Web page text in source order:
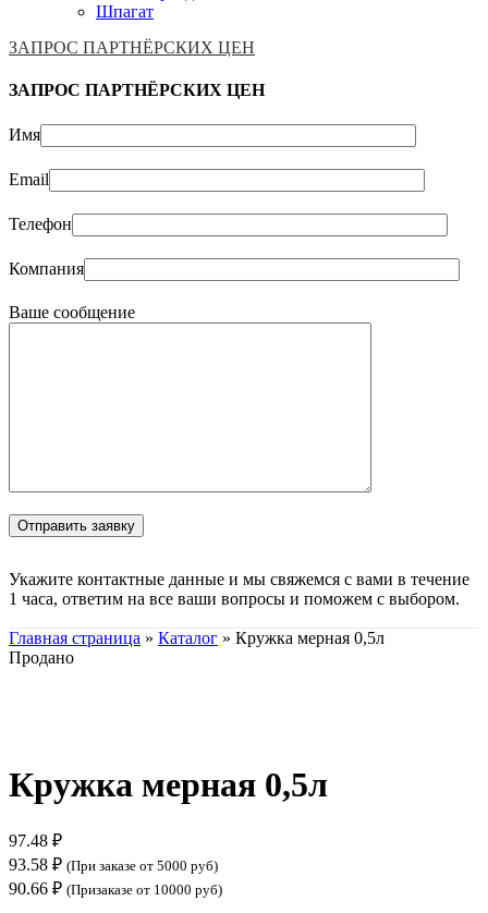
Шпагат
ЗАПРОС ПАРТНЁРСКИХ ЦЕН
ЗАПРОС ПАРТНЁРСКИХ ЦЕН
Имя
Email
Телефон
Компания
Ваше сообщение
Укажите контактные данные и мы свяжемся с вами в течение
1 часа, ответим на все ваши вопросы и поможем с выбором.
Главная страница » Каталог » Кружка мерная 0,5л
Продано
Кружка мерная 0,5л
97.48 ₽
93.58 ₽ (При заказе от 5000 руб)
90.66 ₽ (Призаказе от 10000 руб)